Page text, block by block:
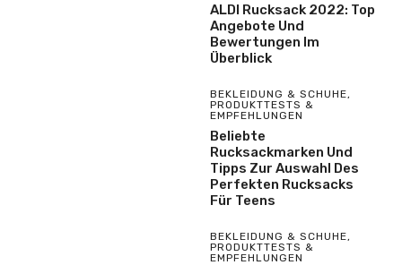
ALDI Rucksack 2022: Top
Angebote Und
Bewertungen Im
Überblick
BEKLEIDUNG & SCHUHE,
PRODUKTTESTS &
EMPFEHLUNGEN
Beliebte
Rucksackmarken Und
Tipps Zur Auswahl Des
Perfekten Rucksacks
Für Teens
BEKLEIDUNG & SCHUHE,
PRODUKTTESTS &
EMPFEHLUNGEN